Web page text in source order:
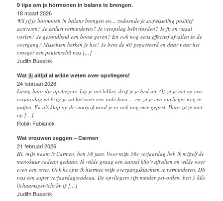
9 tips om je hormonen in balans te brengen.
18 maart 2026
Wil jij je hormonen in balans brengen en… zodoende je stofwisseling positief
activeren? Je eetlust verminderen? Je vetopslag beïnvloeden? Je fit en vitaal
voelen? Je gezondheid een boost geven? En ook nog eens effectief afvallen in de
overgang? Misschien herken je het? Je bent de 40 gepasseerd en daar waar het
vroeger een peulenschil was […]
Judith Bussink
Wat jij altijd al wilde weten over opvliegers!
24 februari 2026
Lastig hoor die opvliegers. Lig je net lekker, drijf je je bed uit. Of zit je net op een
verjaardag en krijg je uit het niets een rode boei…. en zit je een opvlieger weg te
puffen. En als klap op de vuurpijl word je er ook nog mee gepest. Daar zit je niet
op […]
Robin Fabianek
Wat vrouwen zeggen – Carmen
21 februari 2026
Hi, mijn naam is Carmen, ben 58 jaar. Voor mijn 58e verjaardag heb ik mijzelf de
menokuur cadeau gedaan. Ik wilde graag een aantal kilo’s afvallen en wilde weer
even een reset. Ook hoopte ik hiermee mijn overgangsklachten te verminderen. Dit
was een super verjaardagscadeau. De opvliegers zijn minder geworden, ben 5 kilo
lichaamsgewicht kwijt […]
Judith Bussink